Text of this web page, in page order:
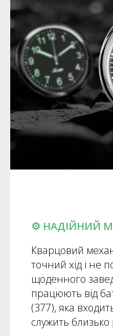
⚙️ НАДІЙНИЙ
Кварцовий
точний хід і не
щоденного
працюють від
(377), яка
служить близько